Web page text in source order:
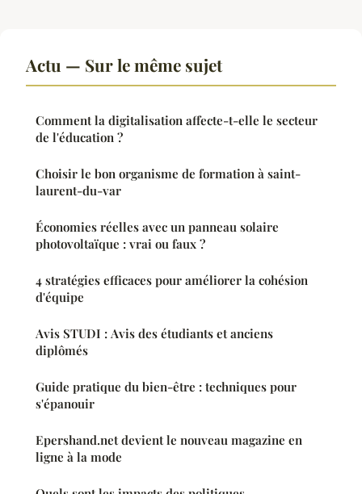
Actu — Sur le même sujet
Comment la digitalisation affecte-t-elle le secteur
de l'éducation ?
Choisir le bon organisme de formation à saint-
laurent-du-var
Économies réelles avec un panneau solaire
photovoltaïque : vrai ou faux ?
4 stratégies efficaces pour améliorer la cohésion
d'équipe
Avis STUDI : Avis des étudiants et anciens
diplômés
Guide pratique du bien-être : techniques pour
s'épanouir
Epershand.net devient le nouveau magazine en
ligne à la mode